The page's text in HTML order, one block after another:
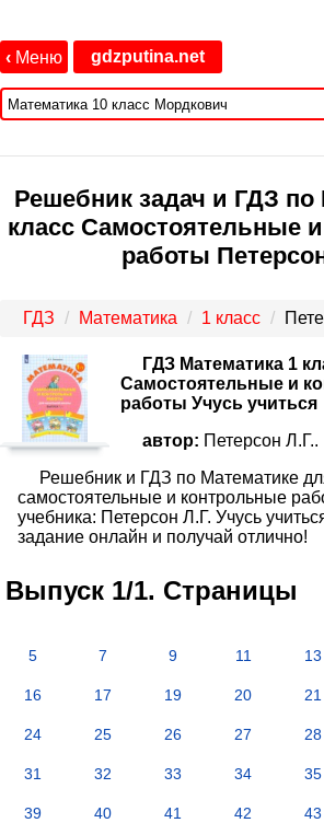
‹ Меню gdzputina.net
Решебник задач и ГДЗ по
класс Самостоятельные
работы
ГДЗ Математика 1 класс
ГДЗ Математика 1
Самостоятельные и
работы Учусь учиться
автор: Петерсон Л.Г..
Решебник и ГДЗ по Математике
самостоятельные и контрольные
учебника: Петерсон Л.Г. Учусь
задание онлайн и получай отлично!
Выпуск 1/1. Страницы
5 7 9 11 13
16 17 19 20 21
24 25 26 27 28
31 32 33 34 35
39 40 41 42 43